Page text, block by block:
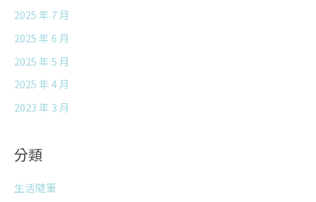
2025 年 7 月
2025 年 6 月
2025 年 5 月
2025 年 4 月
2023 年 3 月
分類
生活隨筆